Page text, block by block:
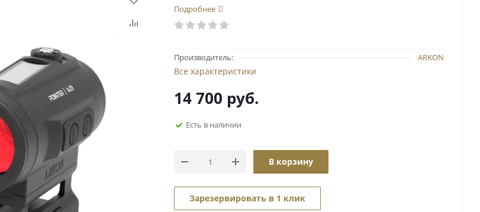
Подробнее
Производитель: ARKON
Все характеристики
14 700 руб.
Есть в наличии
В корзину
Зарезервировать в 1 клик